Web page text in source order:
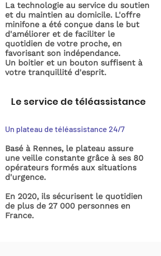
La technologie au service du soutien
et du maintien au domicile. L'offre
minifone a été conçue dans le but
d'améliorer et de faciliter le
quotidien de votre proche, en
favorisant son indépendance.
Un boitier et un bouton suffisent à
votre tranquillité d'esprit.
Le service de téléassistance
Un plateau de téléassistance 24/7
Basé à Rennes, le plateau assure
une veille constante grâce à ses 80
opérateurs formés aux situations
d'urgence.
En 2020, ils sécurisent le quotidien
de plus de 27 000 personnes en
France.